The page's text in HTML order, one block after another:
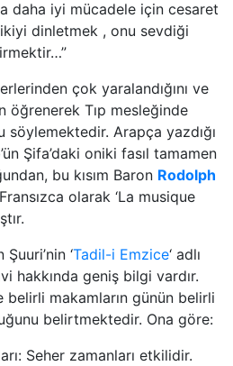
daha iyi mücadele için cesaret
dinletmek , onu sevdiği
çok yaralandığını ve
öğrenerek Tıp mesleğinde
Arapça yazdığı
Şifa’daki oniki fasıl tamamen
bu kısım Baron Rodolph
olarak ‘La musique
‘Tadil-i Emzice‘ adlı
hakkında geniş bilgi vardır.
belirli makamların günün belirli
belirtmektedir. Ona göre:
Seher zamanları etkilidir.